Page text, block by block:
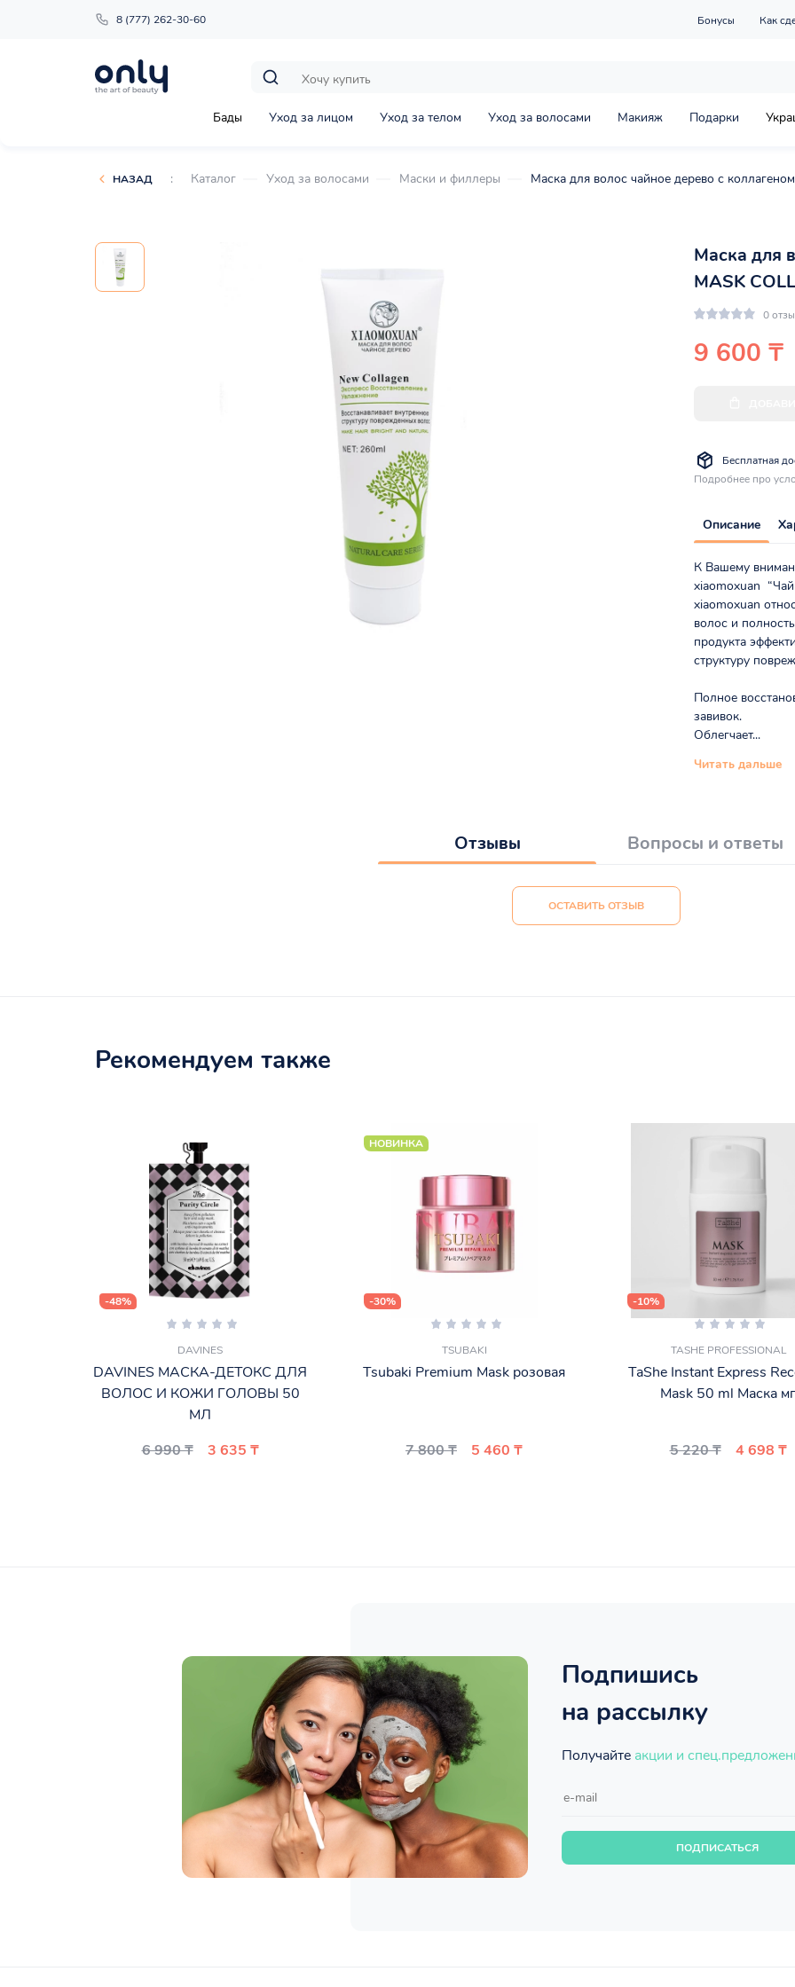
8 (777) 262-30-60 Бонусы Как
Бады Уход за лицом Уход за телом Уход за волосами Макияж Подарки
НАЗАД : Каталог Уход за волосами Маски и филлеры Маска для волос чайное дерево с
Маска для
MASK
0
9 600 ₸
Бесплатная
Подробнее про
Описание
К Вашему
xiaomoxuan
xiaomoxuan
волос и
продукта
структуру
Полное
завивок.
Облегчает...
Читать дальше
Отзывы Вопросы и ответы
ОСТАВИТЬ ОТЗЫВ
Рекомендуем также
-48%
DAVINES
DAVINES МАСКА-ДЕТОКС ДЛЯ
ВОЛОС И КОЖИ ГОЛОВЫ 50
МЛ
6 990 ₸
3 635 ₸
НОВИНКА
-30%
TSUBAKI
Tsubaki Premium Mask розовая
7 800 ₸ 5 460 ₸
-10%
TASHE PROFESSIONAL
TaShe Instant Express
Mask 50 ml Маска мг
5 220 ₸ 4 698 ₸
Подпишись
на рассылку
Получайте акции и
ПОДПИСАТЬСЯ